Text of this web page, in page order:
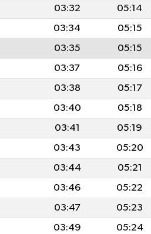
03:32 05:14
03:34 05:15
03:35 05:15
03:37 05:16
03:38 05:17
03:40 05:18
03:41 05:19
03:43 05:20
03:44 05:21
03:46 05:22
03:47 05:23
03:49 05:24